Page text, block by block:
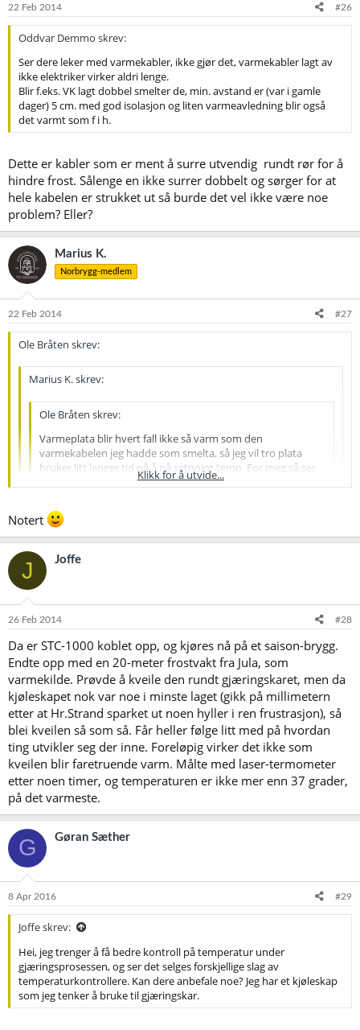
22 Feb 2014 #26
Oddvar Demmo skrev:
Ser dere leker med varmekabler, ikke gjør det, varmekabler lagt av
ikke elektriker virker aldri lenge.
Blir f.eks. VK lagt dobbel smelter de, min. avstand er (var i gamle
dager) 5 cm. med god isolasjon og liten varmeavledning blir også
det varmt som f i h.
Dette er kabler som er ment å surre utvendig rundt rør for å
hindre frost. Sålenge en ikke surrer dobbelt og sørger for at
hele kabelen er strukket ut så burde det vel ikke være noe
problem? Eller?
Marius K.
Norbrygg-medlem
22 Feb 2014 #27
Ole Bråten skrev:
Marius K. skrev:
Ole Bråten skrev:
Varmeplata blir hvert fall ikke så varm som den
varmekabelen jeg hadde som smelta, så jeg vil tro plata
bruker litt lenger tid på å nå setpoint temp. For meg så ser
plata veldig solid og god ut, og er sikkert av bedre kvalitet
Hvis jeg ikke husker feil så gjæra jeg et øl i ca. tre uker nå i
julen som var, og var da bortreist store deler av gjæringa. På
det tidspunktet gjæret jeg ikke i kjøleskap slik jeg gjør nå,
men ølet stod til gjæring på et rom med UT-200 og
varmeplata. Så konklusjonen er at jeg sover godt om natta
Klikk for å utvide...
Så jeg trenger ikke å være redd for at leiligheten er brent ned
STC. Hva med kjøleskapet? Utgjør det noen brannfaren med
tanke på at det blir slått av og på?
Jeg tror sjansen er veldig liten. Du burde stille inn differansen på
tempen på 1 grad(F2) og delay på 3 minutt minst(F3), funker for
meg så langt hvertfall. Det er innstillinger jeg har lest meg fram til
her på forumet.
Klikk for å utvide...
Notert
J Joffe
26 Feb 2014 #28
Da er STC-1000 koblet opp, og kjøres nå på et saison-brygg.
Endte opp med en 20-meter frostvakt fra Jula, som
varmekilde. Prøvde å kveile den rundt gjæringskaret, men da
kjøleskapet nok var noe i minste laget (gikk på millimetern
etter at Hr.Strand sparket ut noen hyller i ren frustrasjon), så
blei kveilen så som så. Får heller følge litt med på hvordan
ting utvikler seg der inne. Foreløpig virker det ikke som
kveilen blir faretruende varm. Målte med laser-termometer
etter noen timer, og temperaturen er ikke mer enn 37 grader,
på det varmeste.
G Gøran Sæther
8 Apr 2016 #29
Joffe skrev:
Hei, jeg trenger å få bedre kontroll på temperatur under
gjæringsprosessen, og ser det selges forskjellige slag av
temperaturkontrollere. Kan dere anbefale noe? Jeg har et kjøleskap
som jeg tenker å bruke til gjæringskar.